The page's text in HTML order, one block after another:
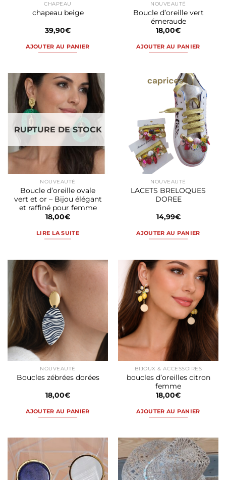
CHAPEAU
chapeau beige
39,90€
AJOUTER AU PANIER
NOUVEAUTÉ
Boucle d’oreille vert
émeraude
18,00€
AJOUTER AU PANIER
RUPTURE DE STOCK
NOUVEAUTÉ
Boucle d’oreille ovale
vert et or – Bijou élégant
et raffiné pour femme
18,00€
LIRE LA SUITE
NOUVEAUTÉ
LACETS BRELOQUES
DOREE
14,99€
AJOUTER AU PANIER
NOUVEAUTÉ
Boucles zébrées dorées
18,00€
AJOUTER AU PANIER
BIJOUX & ACCESSOIRES
boucles d’oreilles citron
femme
18,00€
AJOUTER AU PANIER